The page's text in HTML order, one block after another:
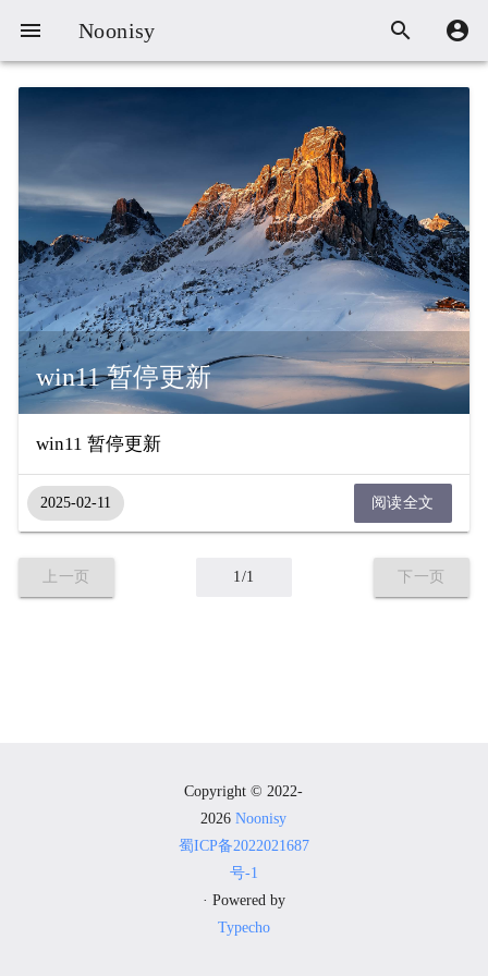
 Noonisy  
win11 暂停更新
win11 暂停更新
2025-02-11 阅读全文
上一页 1/1 下一页
Copyright © 2022-
2026Noonisy
蜀ICP备2022021687
号-1
· Powered by
Typecho